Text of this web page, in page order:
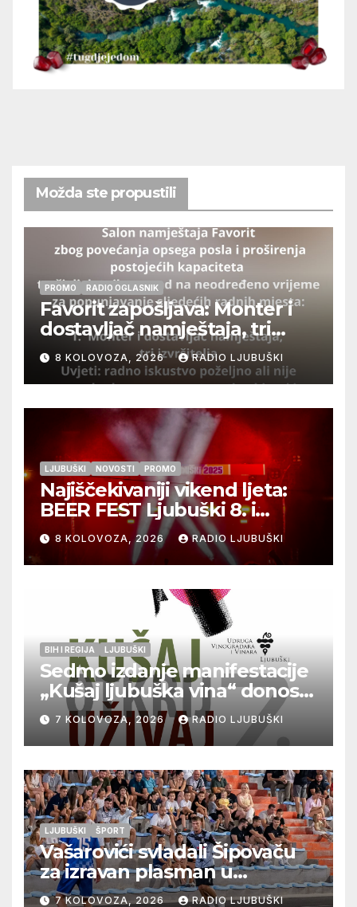
Možda ste propustili
PROMO RADIO OGLASNIK
Favorit zapošljava: Monter i
dostavljač namještaja, tri
izvršitelja
8 KOLOVOZA, 2026 RADIO LJUBUŠKI
LJUBUŠKI NOVOSTI PROMO
Najiščekivaniji vikend ljeta:
BEER FEST Ljubuški 8. i
9.kolovoza
8 KOLOVOZA, 2026 RADIO LJUBUŠKI
BIH I REGIJA LJUBUŠKI
Sedmo izdanje manifestacije
„Kušaj ljubuška vina“ donosi
vrhunska vina, gastronomiju i
glazbu
7 KOLOVOZA, 2026 RADIO LJUBUŠKI
LJUBUŠKI ŠPORT
Vašarovići svladali Šipovaču
za izravan plasman u
četvrtfinale, Grab izborio
7 KOLOVOZA, 2026 RADIO LJUBUŠKI